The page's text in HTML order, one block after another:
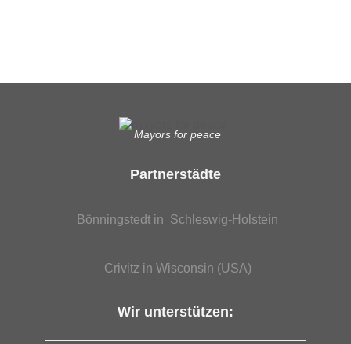
Mayors for peace
Partnerstädte
Bönningstedt in Schleswig-Holstein
Crivitz in Wisconsin (USA)
Wir unterstützen: